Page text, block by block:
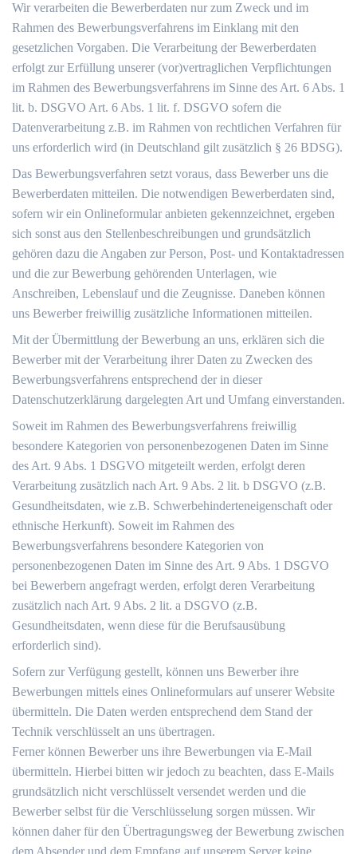
Wir verarbeiten die Bewerberdaten nur zum Zweck und im
Rahmen des Bewerbungsverfahrens im Einklang mit den
gesetzlichen Vorgaben. Die Verarbeitung der Bewerberdaten
erfolgt zur Erfüllung unserer (vor)vertraglichen Verpflichtungen
im Rahmen des Bewerbungsverfahrens im Sinne des Art. 6 Abs. 1
lit. b. DSGVO Art. 6 Abs. 1 lit. f. DSGVO sofern die
Datenverarbeitung z.B. im Rahmen von rechtlichen Verfahren für
uns erforderlich wird (in Deutschland gilt zusätzlich § 26 BDSG).
Das Bewerbungsverfahren setzt voraus, dass Bewerber uns die
Bewerberdaten mitteilen. Die notwendigen Bewerberdaten sind,
sofern wir ein Onlineformular anbieten gekennzeichnet, ergeben
sich sonst aus den Stellenbeschreibungen und grundsätzlich
gehören dazu die Angaben zur Person, Post- und Kontaktadressen
und die zur Bewerbung gehörenden Unterlagen, wie
Anschreiben, Lebenslauf und die Zeugnisse. Daneben können
uns Bewerber freiwillig zusätzliche Informationen mitteilen.
Mit der Übermittlung der Bewerbung an uns, erklären sich die
Bewerber mit der Verarbeitung ihrer Daten zu Zwecken des
Bewerbungsverfahrens entsprechend der in dieser
Datenschutzerklärung dargelegten Art und Umfang einverstanden.
Soweit im Rahmen des Bewerbungsverfahrens freiwillig
besondere Kategorien von personenbezogenen Daten im Sinne
des Art. 9 Abs. 1 DSGVO mitgeteilt werden, erfolgt deren
Verarbeitung zusätzlich nach Art. 9 Abs. 2 lit. b DSGVO (z.B.
Gesundheitsdaten, wie z.B. Schwerbehinderteneigenschaft oder
ethnische Herkunft). Soweit im Rahmen des
Bewerbungsverfahrens besondere Kategorien von
personenbezogenen Daten im Sinne des Art. 9 Abs. 1 DSGVO
bei Bewerbern angefragt werden, erfolgt deren Verarbeitung
zusätzlich nach Art. 9 Abs. 2 lit. a DSGVO (z.B.
Gesundheitsdaten, wenn diese für die Berufsausübung
erforderlich sind).
Sofern zur Verfügung gestellt, können uns Bewerber ihre
Bewerbungen mittels eines Onlineformulars auf unserer Website
übermitteln. Die Daten werden entsprechend dem Stand der
Technik verschlüsselt an uns übertragen.
Ferner können Bewerber uns ihre Bewerbungen via E-Mail
übermitteln. Hierbei bitten wir jedoch zu beachten, dass E-Mails
grundsätzlich nicht verschlüsselt versendet werden und die
Bewerber selbst für die Verschlüsselung sorgen müssen. Wir
können daher für den Übertragungsweg der Bewerbung zwischen
dem Absender und dem Empfang auf unserem Server keine